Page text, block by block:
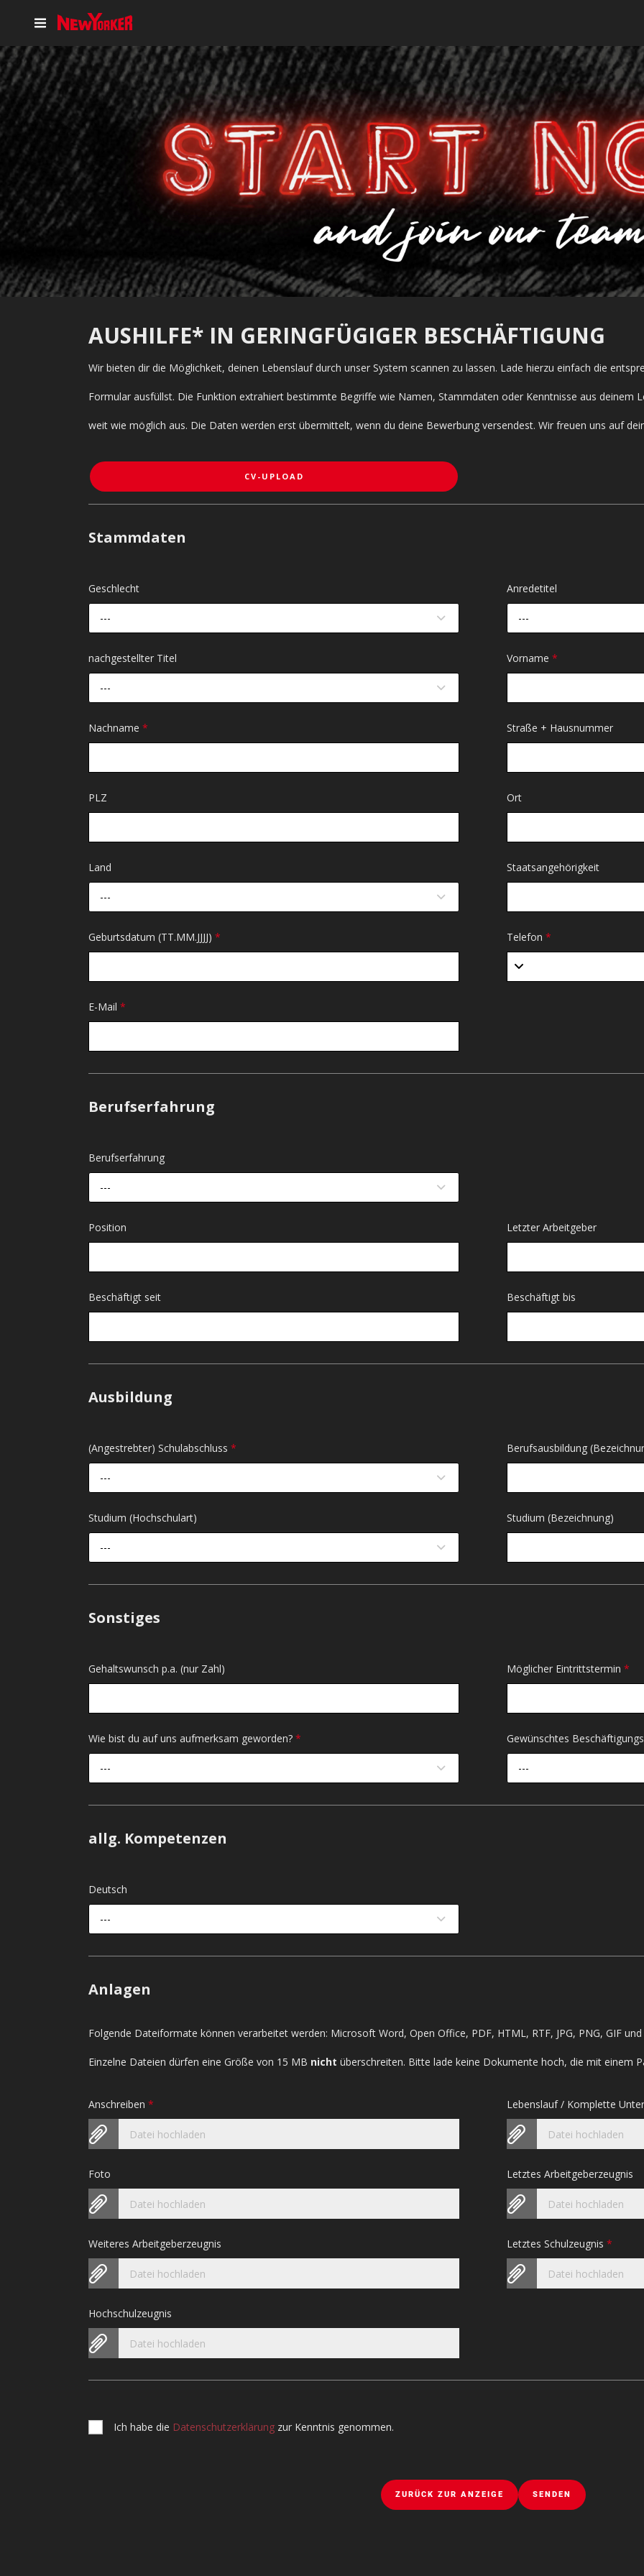
AUSHILFE* IN GERINGFÜGIGER BESCHÄFTIGUNG
Wir bieten dir die Möglichkeit, deinen Lebenslauf durch unser System scannen zu lassen. Lade hierzu einfach die
Formular ausfüllst. Die Funktion extrahiert bestimmte Begriffe wie Namen, Stammdaten oder Kenntnisse aus deinem
weit wie möglich aus. Die Daten werden erst übermittelt, wenn du deine Bewerbung versendest. Wir freuen uns auf
CV-UPLOAD
Stammdaten
Geschlecht
---
Anredetitel
---
nachgestellter Titel
---
Vorname *
Nachname * Straße + Hausnummer
PLZ Ort
Land
---
Staatsangehörigkeit
Geburtsdatum (TT.MM.JJJJ) * Telefon *
E-Mail *
Berufserfahrung
Berufserfahrung
---
Position Letzter Arbeitgeber
Beschäftigt seit Beschäftigt bis
Ausbildung
(Angestrebter) Schulabschluss *
---
Berufsausbildung
Studium (Hochschulart)
---
Studium (Bezeichnung)
Sonstiges
Gehaltswunsch p.a. (nur Zahl) Möglicher Eintrittstermin *
Wie bist du auf uns aufmerksam geworden? *
---
Gewünschtes
---
allg. Kompetenzen
Deutsch
---
Anlagen
Folgende Dateiformate können verarbeitet werden: Microsoft Word, Open Office, PDF, HTML, RTF, JPG, PNG, GIF
Einzelne Dateien dürfen eine Größe von 15 MB nicht überschreiten. Bitte lade keine Dokumente hoch, die mit einem
Anschreiben *
Datei hochladen
Lebenslauf / Komplette
Datei hochladen
Foto
Datei hochladen
Letztes Arbeitgeberzeugnis
Datei hochladen
Weiteres Arbeitgeberzeugnis
Datei hochladen
Letztes Schulzeugnis *
Datei hochladen
Hochschulzeugnis
Datei hochladen
Ich habe die Datenschutzerklärung zur Kenntnis genommen.
ZURÜCK ZUR ANZEIGE SENDEN